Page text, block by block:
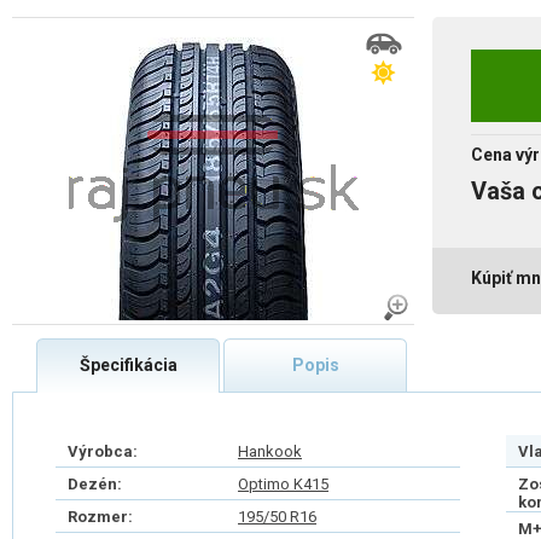
Cena
Vaša
Kúpiť
Špecifikácia Popis
Výrobca:
Hankook
Dezén:
Optimo K415
Rozmer:
195/50 R16